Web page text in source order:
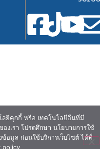
ลยีคุกกี้ หรือ เทคโนโลยีอื่นที่มี
งเรา โปรดศึกษา นโยบายการใช้
อมูล ก่อนใช้บริการเว็บไซต์ ได้ที่
policy